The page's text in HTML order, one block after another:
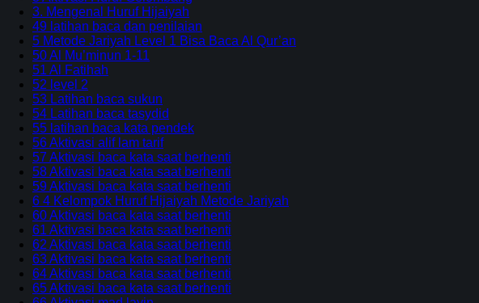
3. Mengenal Huruf Hijaiyah
49 latihan baca dan penilaian
5 Metode Jariyah Level 1 Bisa Baca Al Qur’an
50 Al Mu’minun 1-11
51 Al Fatihah
52 level 2
53 Latihan baca sukun
54 Latihan baca tasydid
55 latihan baca kata pendek
56 Aktivasi alif lam tarif
57 Aktivasi baca kata saat berhenti
58 Aktivasi baca kata saat berhenti
59 Aktivasi baca kata saat berhenti
6 4 Kelompok Huruf Hijaiyah Metode Jariyah
60 Aktivasi baca kata saat berhenti
61 Aktivasi baca kata saat berhenti
62 Aktivasi baca kata saat berhenti
63 Aktivasi baca kata saat berhenti
64 Aktivasi baca kata saat berhenti
65 Aktivasi baca kata saat berhenti